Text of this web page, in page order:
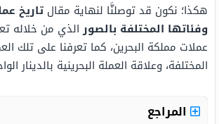
هكذا؛ نكون قد توصلنَّا لنهاية مقال تاريخ
وفئاتها المختلفة بالصورالذي من خلاله
عملات مملكة البحرين، كما تعرفنا على تلك
المختلفة، وعلاقة العملة البحرينية بالدينار
المراجع